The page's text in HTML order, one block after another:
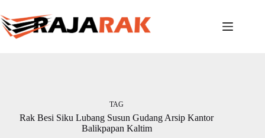
to
content
TAG
Rak Besi Siku Lubang Susun Gudang Arsip Kantor
Balikpapan Kaltim